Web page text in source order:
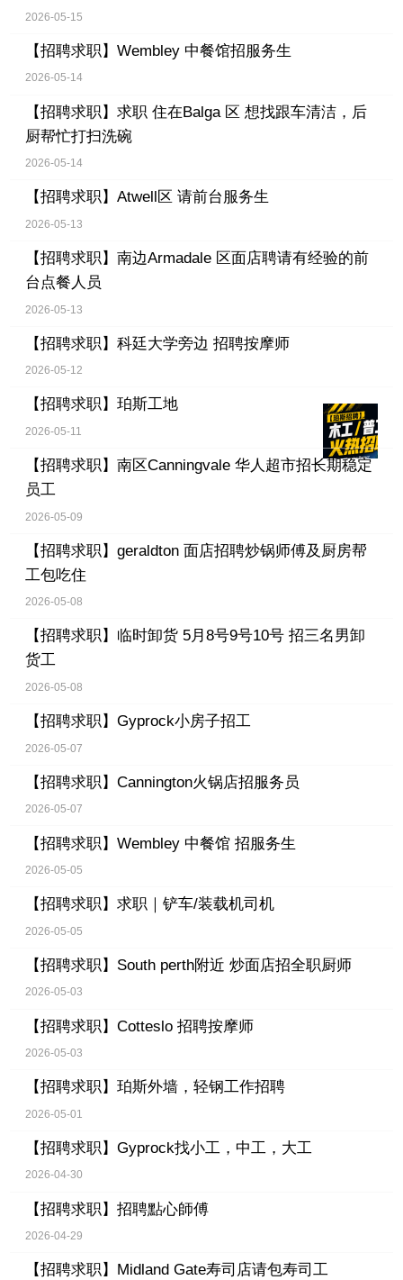
2026-05-15
【招聘求职】 Wembley 中餐馆招服务生
2026-05-14
【招聘求职】 求职 住在Balga 区 想找跟车清洁，后
厨帮忙打扫洗碗
2026-05-14
【招聘求职】 Atwell区 请前台服务生
2026-05-13
【招聘求职】 南边Armadale 区面店聘请有经验的前
台点餐人员
2026-05-13
【招聘求职】 科廷大学旁边 招聘按摩师
2026-05-12
【招聘求职】 珀斯工地
2026-05-11
【招聘求职】 南区Canningvale 华人超市招长期稳定
员工
2026-05-09
【招聘求职】 geraldton 面店招聘炒锅师傅及厨房帮
工包吃住
2026-05-08
【招聘求职】 临时卸货 5月8号9号10号 招三名男卸
货工
2026-05-08
【招聘求职】 Gyprock小房子招工
2026-05-07
【招聘求职】 Cannington火锅店招服务员
2026-05-07
【招聘求职】 Wembley 中餐馆 招服务生
2026-05-05
【招聘求职】 求职｜铲车/装载机司机
2026-05-05
【招聘求职】 South perth附近 炒面店招全职厨师
2026-05-03
【招聘求职】 Cotteslo 招聘按摩师
2026-05-03
【招聘求职】 珀斯外墙，轻钢工作招聘
2026-05-01
【招聘求职】 Gyprock找小工，中工，大工
2026-04-30
【招聘求职】 招聘點心師傅
2026-04-29
【招聘求职】 Midland Gate寿司店请包寿司工